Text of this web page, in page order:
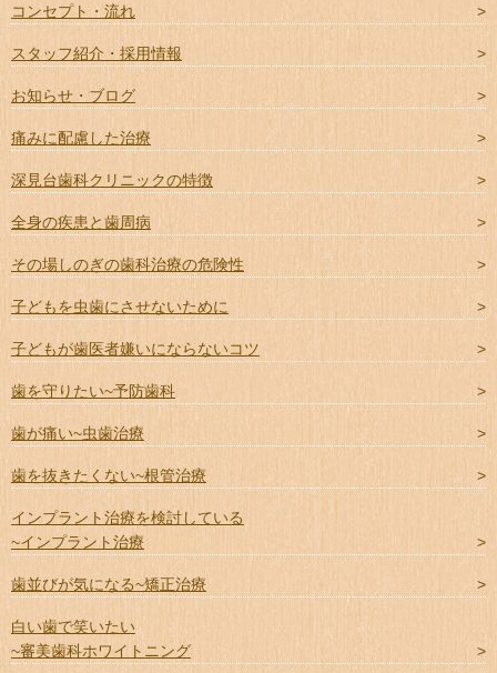
コンセプト・流れ
スタッフ紹介・採用情報
お知らせ・ブログ
痛みに配慮した治療
深見台歯科クリニックの特徴
全身の疾患と歯周病
その場しのぎの歯科治療の危険性
子どもを虫歯にさせないために
子どもが歯医者嫌いにならないコツ
歯を守りたい~予防歯科
歯が痛い~虫歯治療
歯を抜きたくない~根管治療
インプラント治療を検討している
~インプラント治療
歯並びが気になる~矯正治療
白い歯で笑いたい
~審美歯科ホワイトニング